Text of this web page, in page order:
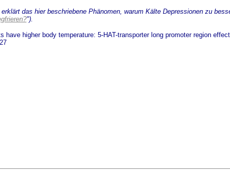
das hier beschriebene Phänomen, warum Kälte Depressionen zu
").
have higher body temperature: 5-HAT-transporter long promoter region